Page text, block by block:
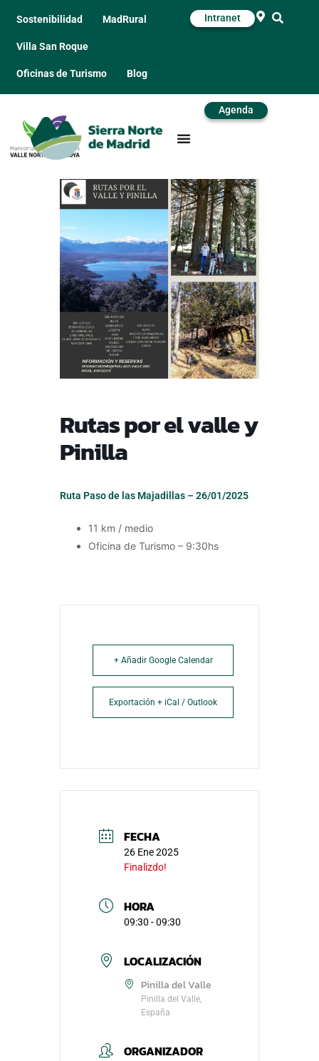
Sostenibilidad MadRural
Villa San Roque
Oficinas de Turismo Blog
Intranet
Agenda
Rutas por el valle y
Pinilla
Ruta Paso de las Majadillas – 26/01/2025
11 km / medio
Oficina de Turismo – 9:30hs
+ Añadir Google Calendar
Exportación + iCal / Outlook
FECHA
26 Ene 2025
Finalizdo!
HORA
09:30 - 09:30
LOCALIZACIÓN
Pinilla del Valle
Pinilla del Valle,
España
ORGANIZADOR